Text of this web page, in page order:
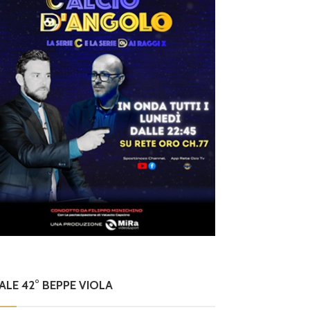
42° BEPPE VIOLA